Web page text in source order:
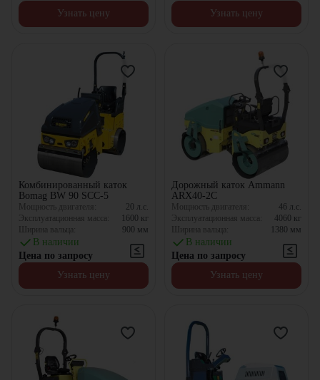
Узнать цену
Узнать цену
Комбинированный каток
Bomag BW 90 SCC-5
Мощность двигателя: 20 л.с.
Эксплуатационная масса:
1600 кг
Ширина вальца:
900 мм
В наличии
Цена по запросу
Узнать цену
Дорожный каток Ammann
ARX40-2C
Мощность двигателя: 46 л.с.
Эксплуатационная масса:
4060 кг
Ширина вальца:
1380 мм
В наличии
Цена по запросу
Узнать цену